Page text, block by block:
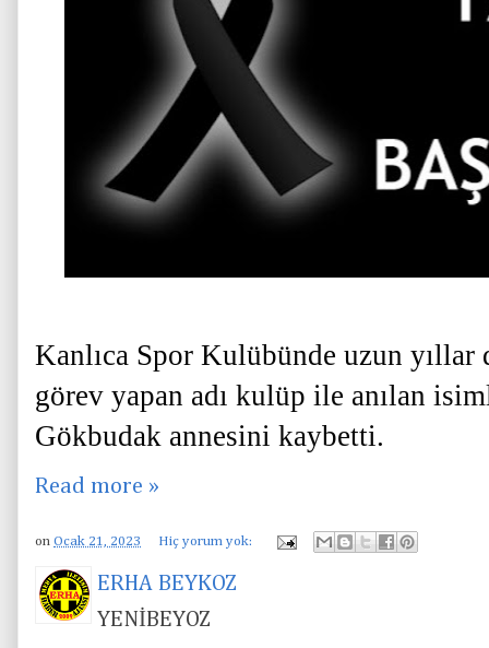
Kanlıca Spor Kulübünde uzun
görev yapan adı kulüp ile anılan
Gökbudak annesini kaybetti.
Read more »
on Ocak 21, 2023 Hiç yorum yok:
ERHA BEYKOZ
YENİBEYOZ